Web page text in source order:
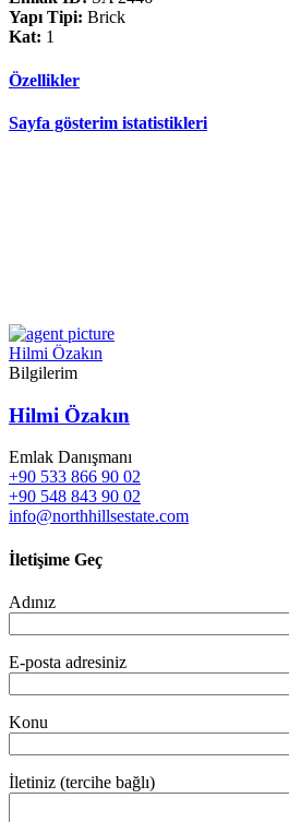
Yapı Tipi: Brick
Kat: 1
Özellikler
Sayfa gösterim istatistikleri
Hilmi Özakın
Bilgilerim
Hilmi Özakın
Emlak Danışmanı
+90 533 866 90 02
+90 548 843 90 02
info@northhillsestate.com
İletişime Geç
Adınız
E-posta adresiniz
Konu
İletiniz (tercihe bağlı)